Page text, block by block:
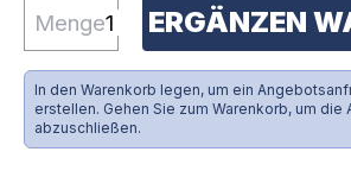
Menge ERGÄNZEN
In den Warenkorb legen, um ein
erstellen. Gehen Sie zum Warenkorb, um die
abzuschließen.